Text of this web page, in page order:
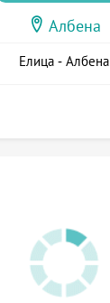
Албена
Елица - Албена